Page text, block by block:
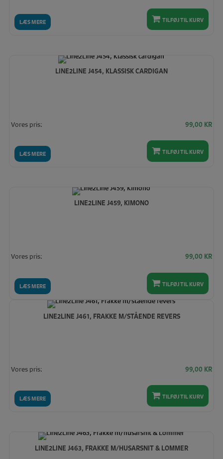
LÆS MERE TILFØJ TIL KURV
LINE2LINE J454, KLASSISK CARDIGAN
LÆS MERE
Vores pris: 99,00 KR
TILFØJ TIL KURV
LINE2LINE J459, KIMONO
LÆS MERE
Vores pris: 99,00 KR
TILFØJ TIL KURV
LINE2LINE J461, FRAKKE M/STÅENDE REVERS
LÆS MERE
Vores pris: 99,00 KR
TILFØJ TIL KURV
LINE2LINE J463, FRAKKE M/HUSARSNIT & LOMMER